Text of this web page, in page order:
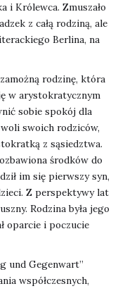
i Królewca. Zmuszało
z całą rodziną, ale
Berlina, na
rodzinę, która
w arystokratycznym
sobie spokój dla
swoich rodziców,
z sąsiedztwa.
środków do
im się pierwszy syn,
Z perspektywy lat
Rodzina była jego
oparcie i poczucie
und Gegenwart”
współczesnych,